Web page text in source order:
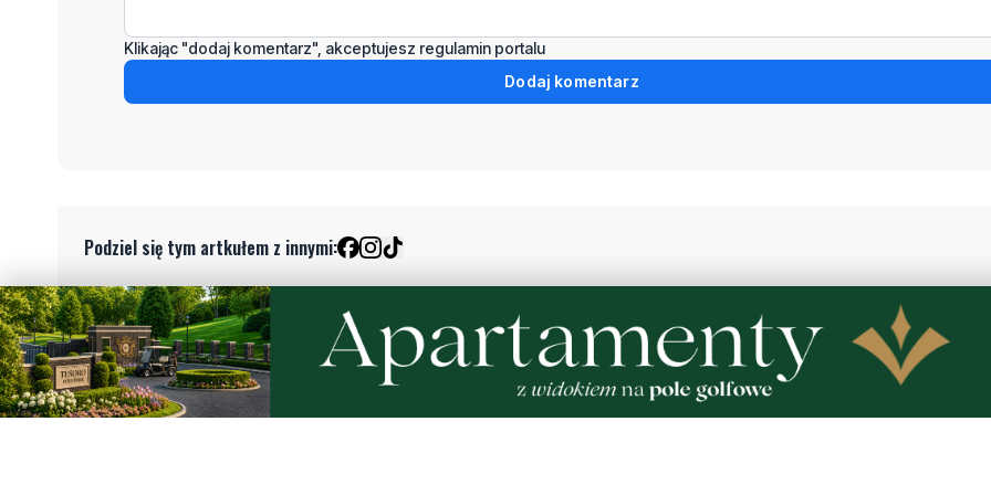
Klikając "dodaj komentarz", akceptujesz regulamin portalu
Dodaj komentarz
Podziel się tym artkułem z innymi:
Czytaj również